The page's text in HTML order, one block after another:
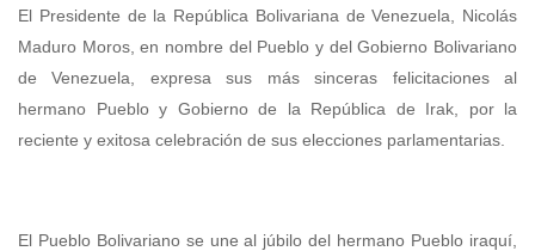
El Presidente de la República Bolivariana de Venezuela, Nicolás
Maduro Moros, en nombre del Pueblo y del Gobierno Bolivariano
de Venezuela, expresa sus más sinceras felicitaciones al
hermano Pueblo y Gobierno de la República de Irak, por la
reciente y exitosa celebración de sus elecciones parlamentarias.
El Pueblo Bolivariano se une al júbilo del hermano Pueblo iraquí,